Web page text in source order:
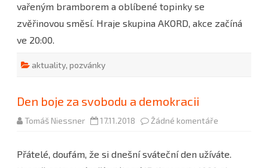
vařeným bramborem a oblíbené topinky se
zvěřinovou směsí. Hraje skupina AKORD, akce začíná
ve 20:00.
aktuality, pozvánky
Den boje za svobodu a demokracii
Tomáš Niessner 17.11.2018 Žádné komentáře
Den
Přátelé, doufám, že si dnešní sváteční den užíváte.